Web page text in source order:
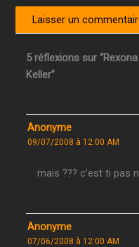
5 réflexions sur
Keller”
Anonyme
09/07/2008 à 12:00 AM
mais ??? c’est ti pas
Anonyme
07/06/2008 à 12:00 AM